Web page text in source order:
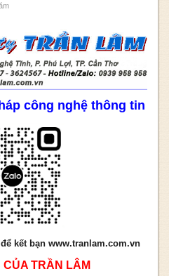
công nghệ thông tin
kết bạn www.tranlam.com.vn
CỦA TRẦN LÂM